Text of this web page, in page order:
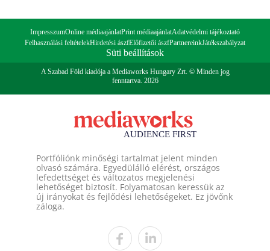
ImpresszumOnline médiaajánlatPrint médiaajánlatAdatvédelmi tájékoztató
Felhasználási feltételekHirdetési ászfElőfizetői ászfPartnereinkJátékszabályzat
Süti beállítások
A Szabad Föld kiadója a Mediaworks Hungary Zrt. © Minden jog
fenntartva. 2026
Portfóliónk minőségi tartalmat jelent minden
olvasó számára. Egyedülálló elérést, országos
lefedettséget és változatos megjelenési
lehetőséget biztosít. Folyamatosan keressük az
új irányokat és fejlődési lehetőségeket. Ez jövőnk
záloga.